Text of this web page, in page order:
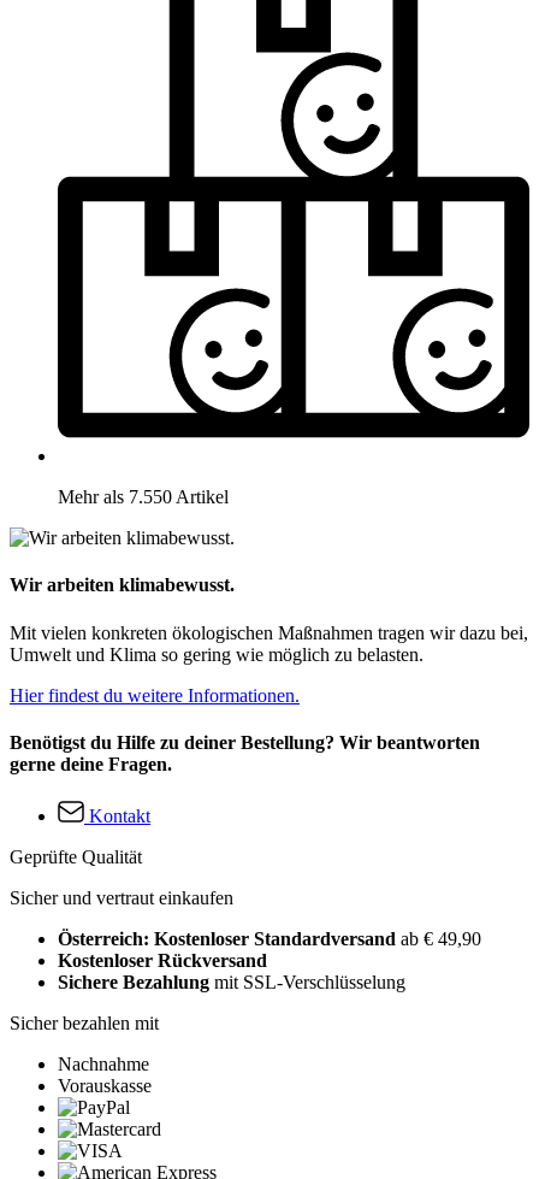
Mehr als 7.550 Artikel
Wir arbeiten klimabewusst.
Mit vielen konkreten ökologischen Maßnahmen tragen wir dazu bei,
Umwelt und Klima so gering wie möglich zu belasten.
Hier findest du weitere Informationen.
Benötigst du Hilfe zu deiner Bestellung? Wir beantworten
gerne deine Fragen.
Kontakt
Geprüfte Qualität
Sicher und vertraut einkaufen
Österreich: Kostenloser Standardversand ab € 49,90
Kostenloser Rückversand
Sichere Bezahlung mit SSL-Verschlüsselung
Sicher bezahlen mit
Nachnahme
Vorauskasse